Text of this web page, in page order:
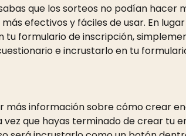
que los sorteos no podían hacer
efectivos y fáciles de usar. En
tu formulario de inscripción,
e incrustarlo en tu
más información sobre cómo crear
vez que hayas terminado de crear tu